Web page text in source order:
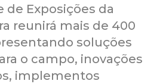
de Exposições da
reunirá mais de 400
soluções
o campo, inovações
implementos